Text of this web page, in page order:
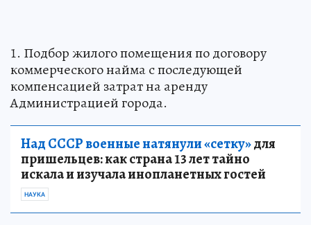
1. Подбор жилого помещения по договору
коммерческого найма с последующей
компенсацией затрат на аренду
Администрацией города.
Над СССР военные натянули «сетку»для
пришельцев: как страна 13 лет тайно
искала и изучала инопланетных гостей
НАУКА